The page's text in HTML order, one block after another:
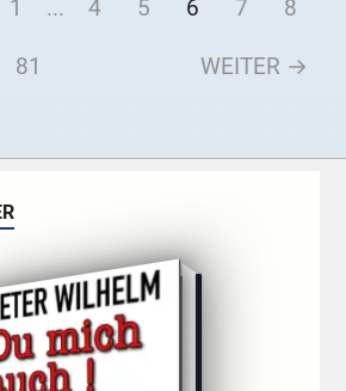
1 ... 4 5 6 7 8
81
WEITER →